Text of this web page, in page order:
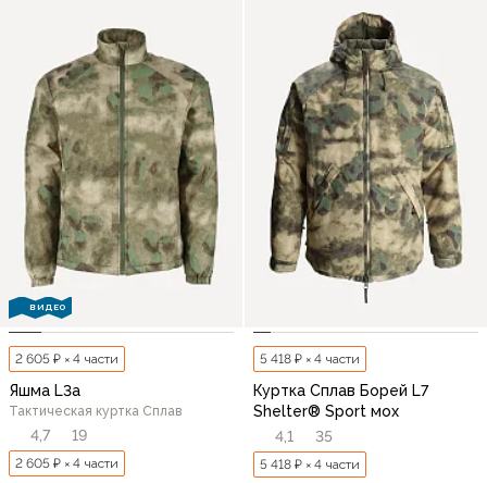
ВИДЕО
2 605 ₽ × 4 части
Яшма L3a
Тактическая куртка Сплав
4,7 19
2 605 ₽ × 4 части
5 418 ₽ × 4 части
Куртка Сплав Борей L7
Shelter® Sport мох
4,1
35
5 418 ₽ × 4 части